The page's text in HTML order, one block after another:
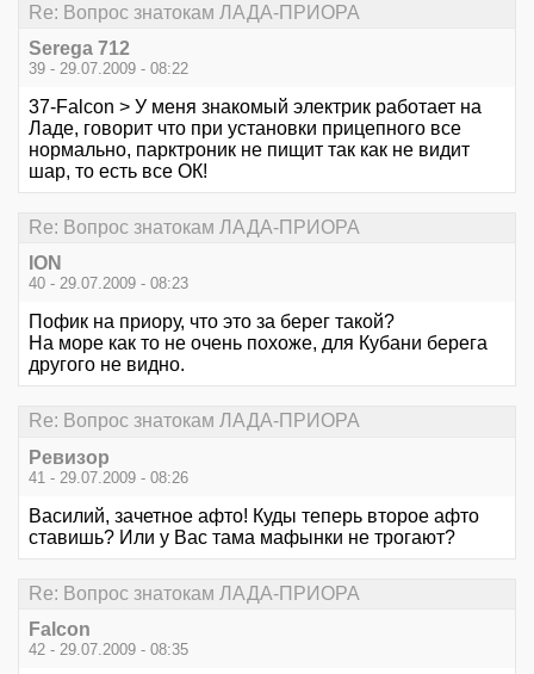
Re: Вопрос знатокам ЛАДА-ПРИОРА
Serega 712
39 - 29.07.2009 - 08:22
37-Falcon > У меня знакомый электрик работает на
Ладе, говорит что при установки прицепного все
нормально, парктроник не пищит так как не видит
шар, то есть все ОК!
Re: Вопрос знатокам ЛАДА-ПРИОРА
ION
40 - 29.07.2009 - 08:23
Пофик на приору, что это за берег такой?
На море как то не очень похоже, для Кубани берега
другого не видно.
Re: Вопрос знатокам ЛАДА-ПРИОРА
Ревизор
41 - 29.07.2009 - 08:26
Василий, зачетное афто! Куды теперь второе афто
ставишь? Или у Вас тама мафынки не трогают?
Re: Вопрос знатокам ЛАДА-ПРИОРА
Falcon
42 - 29.07.2009 - 08:35